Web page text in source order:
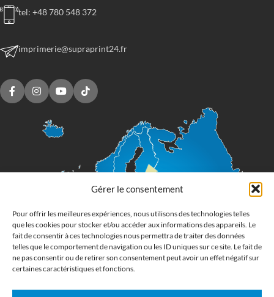
Gérer le consentement
Pour offrir les meilleures expériences, nous utilisons des technologies telles
que les cookies pour stocker et/ou accéder aux informations des appareils. Le
fait de consentir à ces technologies nous permettra de traiter des données
telles que le comportement de navigation ou les ID uniques sur ce site. Le fait de
ne pas consentir ou de retirer son consentement peut avoir un effet négatif sur
certaines caractéristiques et fonctions.
tel: +48 780 548 372
imprimerie@supraprint24.fr